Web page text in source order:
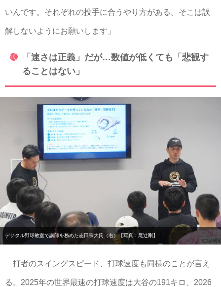
いんです。それぞれの投手に合うやり方がある。そこは誤
解しないようにお願いします」
「速さは正義」だが…数値が低くても「悲観す
ることはない」
デジタル野球教室で講師を務めた志田宗大氏（右）【写真：尾辻剛】
打者のスイングスピード、打球速度も同様のことが言え
る。2025年の世界最速の打球速度は大谷の191キロ、2026